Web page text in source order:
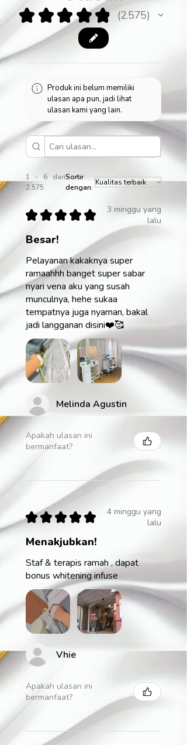
★ ★ ★ ★ ★ 2.575
2575
Produk ini belum memiliki
ulasan apa pun, jadi lihat
ulasan kami yang lain.
1 - 6 dari
2.575
Sortir
dengan:
★ ★ ★ ★ ★
3 minggu yang
lalu
Besar!
Pelayanan kakaknya super
ramaahhh banget super sabar
nyari vena aku yang susah
munculnya, hehe sukaa
tempatnya juga nyaman, bakal
jadi langganan disini❤️🥰
Melinda Agustin
Apakah ulasan ini
bermanfaat?
★ ★ ★ ★ ★
4 minggu yang
lalu
Menakjubkan!
Staf & terapis ramah , dapat
bonus whitening infuse
Vhie
Apakah ulasan ini
bermanfaat?